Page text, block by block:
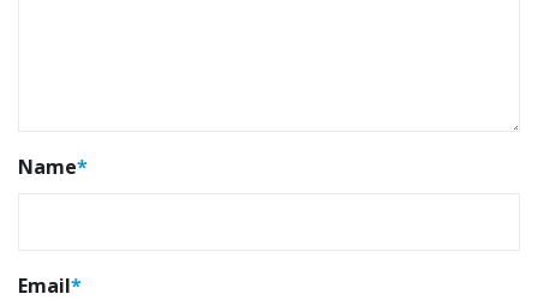
Name*
Email*